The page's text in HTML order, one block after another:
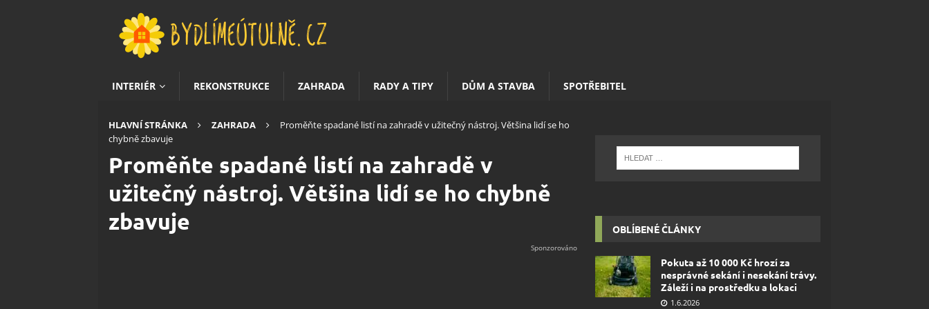
INTERIÉR REKONSTRUKCE ZAHRADA RADY A TIPY DŮM A STAVBA SPOTŘEBITEL
HLAVNÍ STRÁNKA ZAHRADA
Proměňte spadané listí na zahradě v užitečný nástroj. Většina lidí se ho
chybně zbavuje
Proměňte spadané listí na zahradě v
užitečný nástroj. Většina lidí se ho chybně
zbavuje
OBLÍBENÉ ČLÁNKY
Pokuta až 10 000 Kč hrozí za
nesprávné sekání i nesekání trávy.
Záleží i na prostředku a lokaci
1.6.2026